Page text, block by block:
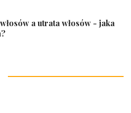
a utrata włosów - jaka